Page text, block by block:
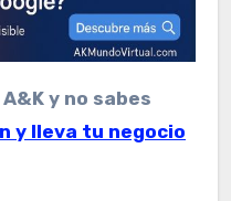
y no sabes
y lleva tu negocio